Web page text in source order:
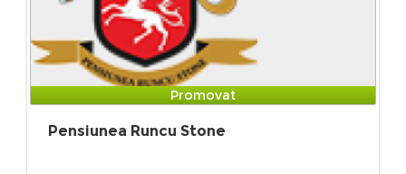
Promovat
Pensiunea Runcu Stone